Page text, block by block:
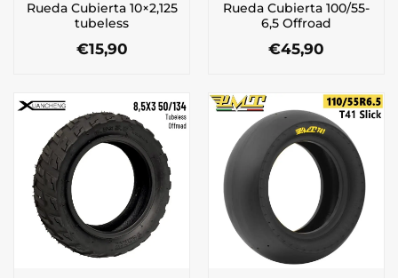
Rueda Cubierta 10×2,125
tubeless
€15,90
Rueda Cubierta 100/55-
6,5 Offroad
€45,90